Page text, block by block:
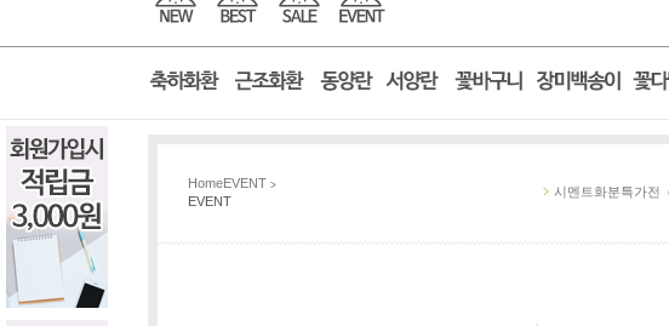
Home >
EVENT
EVENT
시멘트화분특가전